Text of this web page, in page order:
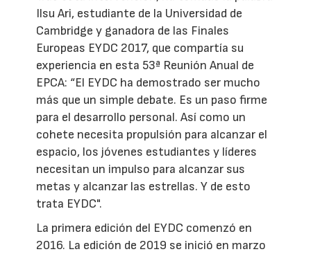
Ilsu Ari, estudiante de la Universidad de
Cambridge y ganadora de las Finales
Europeas EYDC 2017, que compartía su
experiencia en esta 53ª Reunión Anual de
EPCA: “El EYDC ha demostrado ser mucho
más que un simple debate. Es un paso firme
para el desarrollo personal. Así como un
cohete necesita propulsión para alcanzar el
espacio, los jóvenes estudiantes y líderes
necesitan un impulso para alcanzar sus
metas y alcanzar las estrellas. Y de esto
trata EYDC".
La primera edición del EYDC comenzó en
2016. La edición de 2019 se inició en marzo